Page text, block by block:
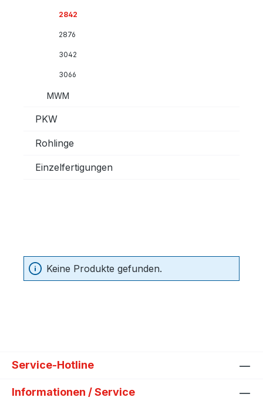
2842
2876
3042
3066
MWM
PKW
Rohlinge
Einzelfertigungen
Keine Produkte gefunden.
Service-Hotline
Informationen / Service